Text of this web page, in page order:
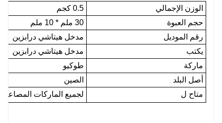
الوزن الإجمالي
0.5 كجم
حجم العبوة
30 ملم * 10 ملم
رقم الموديل
مدخل هيتاشي درابزين
يكتب
مدخل هيتاشي درابزين
ماركة
طوكيو
أصل البلد
الصين
متاح ل
لجميع الماركات المصاعد(